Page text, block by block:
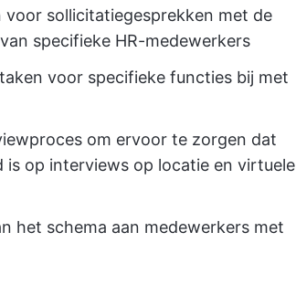
sollicitatiegesprekken met de
van specifieke HR-medewerkers
voor specifieke functies bij met
om ervoor te zorgen dat
op interviews op locatie en virtuele
het schema aan medewerkers met